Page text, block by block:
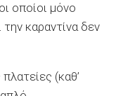
οποίοι μόνο
καραντίνα δεν
(καθ’